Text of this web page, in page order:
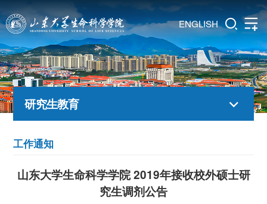
ENGLISH
研究生教育
工作通知
山东大学生命科学学院 2019年接收校外硕士研
究生调剂公告